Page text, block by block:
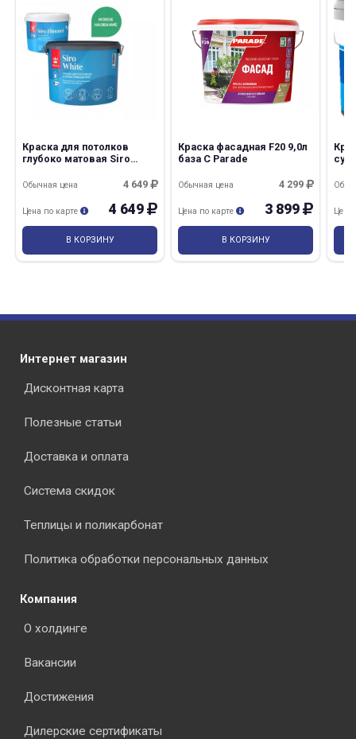
Краска для потолков
глубоко матовая Siro
4 649
Обычная цена
4 649
Цена по карте
В КОРЗИНУ
Краска фасадная F20 9,0л
база С Parade
4 299
Обычная цена
3 899
Цена по карте
В КОРЗИНУ
Цена
Интернет магазин
Дисконтная карта
Полезные статьи
Доставка и оплата
Система скидок
Теплицы и поликарбонат
Политика обработки персональных данных
Компания
О холдинге
Вакансии
Достижения
Дилерские сертификаты